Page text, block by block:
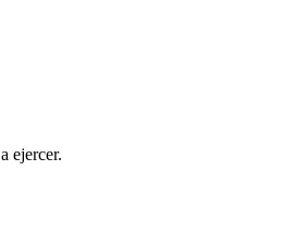
ejercer.